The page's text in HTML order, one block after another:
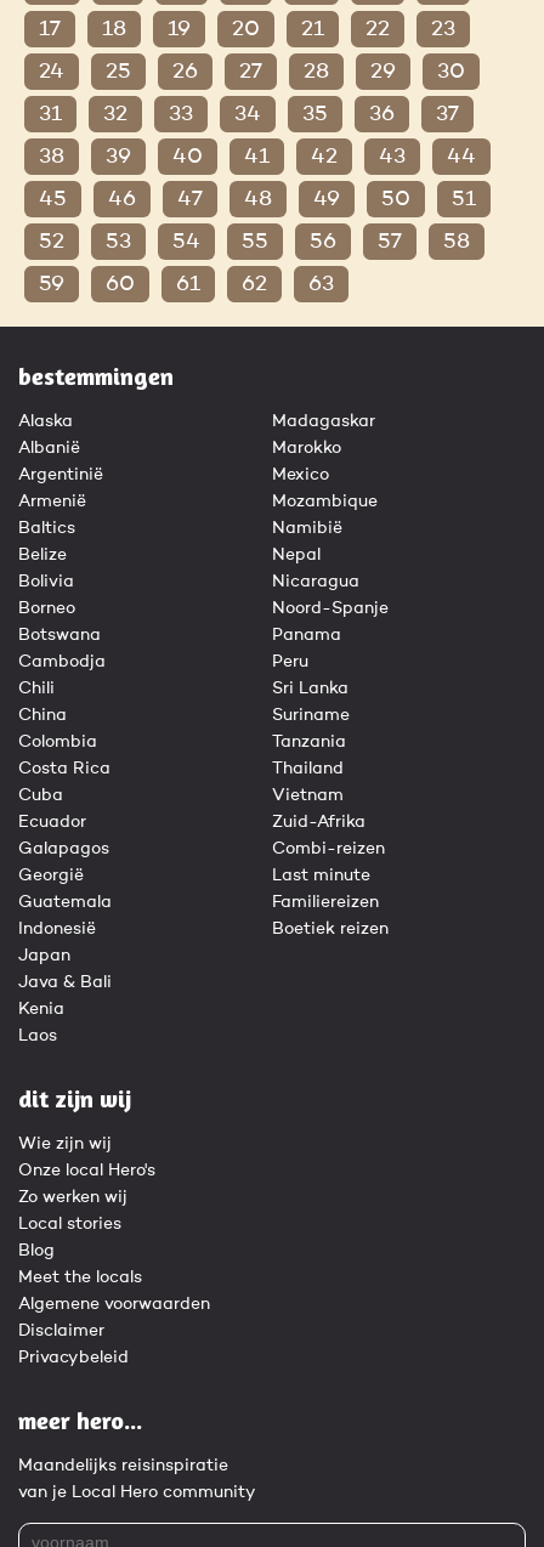
17
18 19 20 21 22
23
24
25 26 27 28 29
30
31
32 33 34 35 36
37
38
39 40 41 42 43
44
45
46 47 48 49 50
51
52
53 54 55 56 57
58
59
60 61 62 63
bestemmingen
Alaska
Albanië
Argentinië
Armenië
Baltics
Belize
Bolivia
Borneo
Botswana
Cambodja
Chili
China
Colombia
Costa Rica
Cuba
Ecuador
Galapagos
Georgië
Guatemala
Indonesië
Japan
Java & Bali
Kenia
Laos
Madagaskar
Marokko
Mexico
Mozambique
Namibië
Nepal
Nicaragua
Noord-Spanje
Panama
Peru
Sri Lanka
Suriname
Tanzania
Thailand
Vietnam
Zuid-Afrika
Combi-reizen
Last minute
Familiereizen
Boetiek reizen
dit zijn wij
Wie zijn wij
Onze local Hero's
Zo werken wij
Local stories
Blog
Meet the locals
Algemene voorwaarden
Disclaimer
Privacybeleid
meer hero...
Maandelijks reisinspiratie
van je Local Hero community